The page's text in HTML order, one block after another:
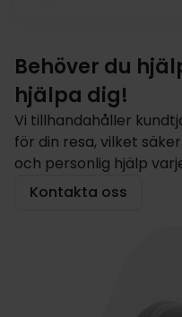
Behöver du
hjälpa dig!
Vi tillhandahåller
för din resa, vilket
och personlig hjälp
Kontakta oss